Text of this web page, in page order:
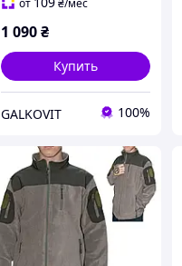
от ₴/мес
1 090₴
Купить
GALKOVIT 100%